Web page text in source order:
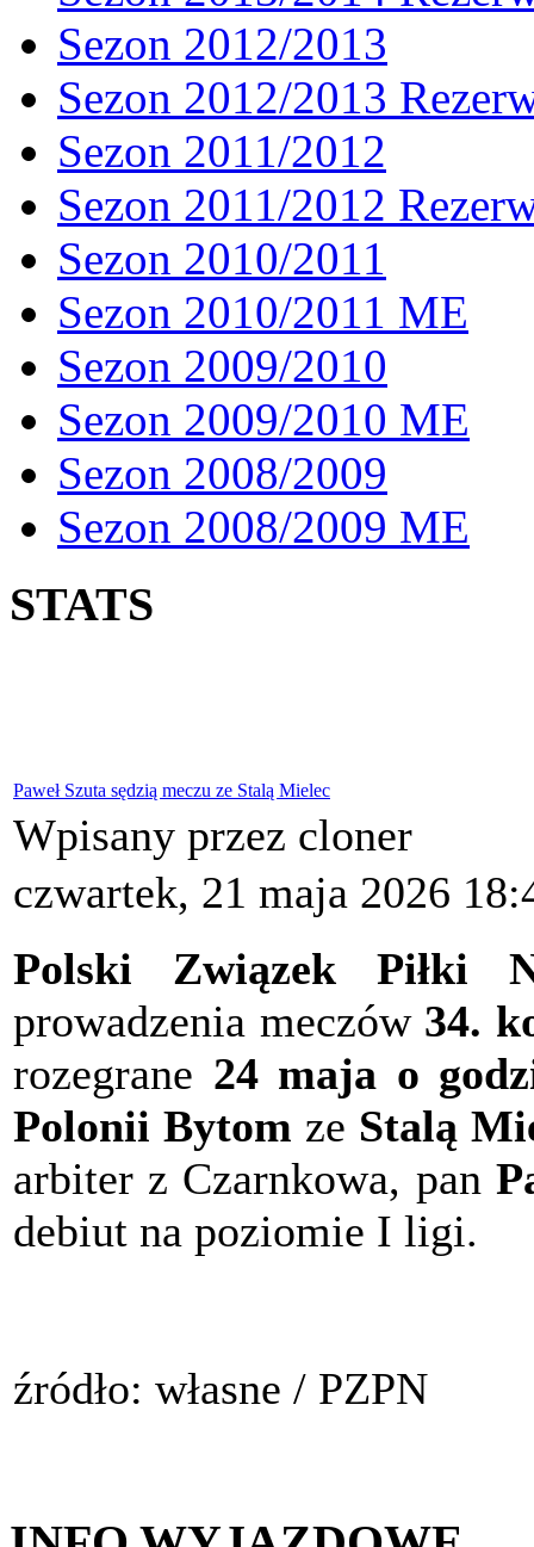
Sezon 2012/2013
Sezon 2012/2013
Sezon 2011/2012
Sezon 2011/2012
Sezon 2010/2011
Sezon 2010/2011 ME
Sezon 2009/2010
Sezon 2009/2010 ME
Sezon 2008/2009
Sezon 2008/2009 ME
STATS
Paweł Szuta sędzią meczu ze Stalą Mielec
Wpisany przez cloner
czwartek, 21 maja 2026
Polski Związek Piłki
prowadzenia meczów 34.
rozegrane 24 maja o
Polonii Bytom ze Stalą
arbiter z Czarnkowa, pan
debiut na poziomie I ligi.
źródło: własne / PZPN